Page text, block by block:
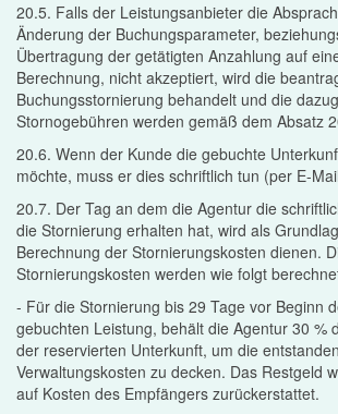
20.5. Falls der Leistungsanbieter die
Änderung der Buchungsparameter,
Übertragung der getätigten Anzahlung auf
Berechnung, nicht akzeptiert, wird die
Buchungsstornierung behandelt und die
Stornogebühren werden gemäß dem Absatz
20.6. Wenn der Kunde die gebuchte
möchte, muss er dies schriftlich tun (per E-
20.7. Der Tag an dem die Agentur die
die Stornierung erhalten hat, wird als
Berechnung der Stornierungskosten dienen.
Stornierungskosten werden wie folgt
- Für die Stornierung bis 29 Tage vor Beginn
gebuchten Leistung, behält die Agentur 30 %
der reservierten Unterkunft, um die entstanden
Verwaltungskosten zu decken. Das Restgeld
auf Kosten des Empfängers zurückerstattet.